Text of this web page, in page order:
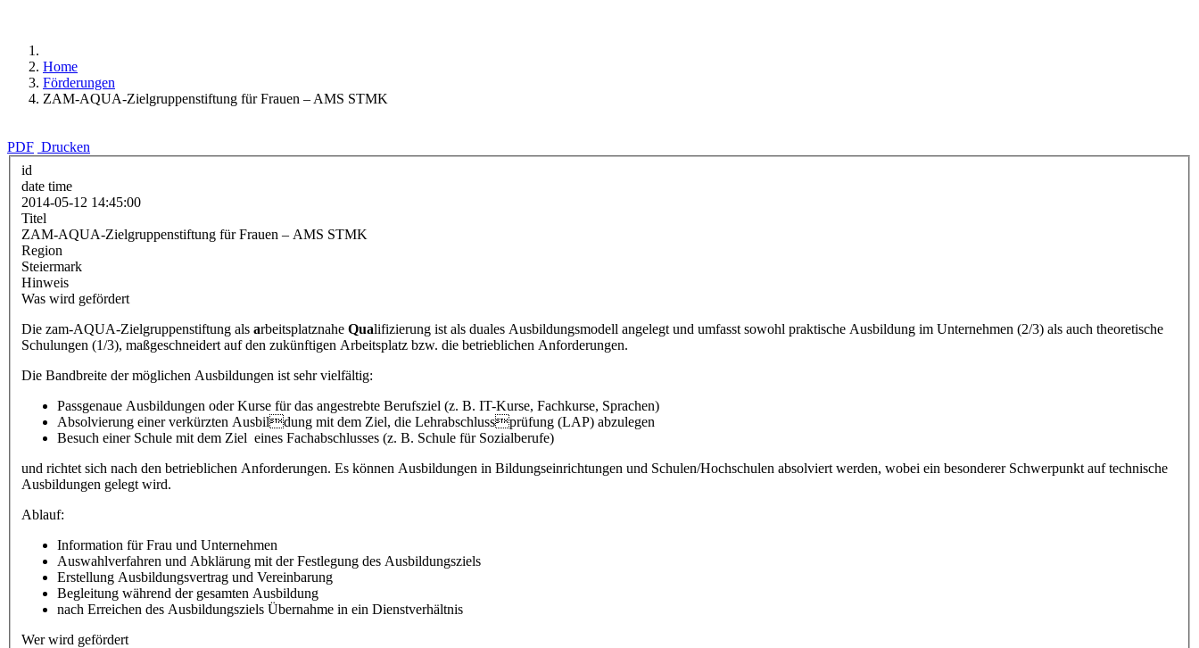
Home
Förderungen
ZAM-AQUA-Zielgruppenstiftung für Frauen – AMS STMK
PDF Drucken
id
date time
2014-05-12 14:45:00
Titel
ZAM-AQUA-Zielgruppenstiftung für Frauen – AMS STMK
Region
Steiermark
Hinweis
Was wird gefördert
Die zam-AQUA-Zielgruppenstiftung als arbeitsplatznahe Qualifizierung ist als duales Ausbildungsmodell angelegt und umfasst sowohl praktische Ausbildung im Unternehmen (2/3) als auch theoretische
Schulungen (1/3), maßgeschneidert auf den zukünftigen Arbeitsplatz bzw. die betrieblichen Anforderungen.
Die Bandbreite der möglichen Ausbildungen ist sehr vielfältig:
Passgenaue Ausbildungen oder Kurse für das angestrebte Berufsziel (z. B. IT-Kurse, Fachkurse, Sprachen)
Absolvierung einer verkürzten Ausbildung mit dem Ziel, die Lehrabschlussprüfung (LAP) abzulegen
Besuch einer Schule mit dem Ziel eines Fachabschlusses (z. B. Schule für Sozialberufe)
und richtet sich nach den betrieblichen Anforderungen. Es können Ausbildungen in Bildungseinrichtungen und Schulen/Hochschulen absolviert werden, wobei ein besonderer Schwerpunkt auf technische
Ausbildungen gelegt wird.
Ablauf:
Information für Frau und Unternehmen
Auswahlverfahren und Abklärung mit der Festlegung des Ausbildungsziels
Erstellung Ausbildungsvertrag und Vereinbarung
Begleitung während der gesamten Ausbildung
nach Erreichen des Ausbildungsziels Übernahme in ein Dienstverhältnis
Wer wird gefördert